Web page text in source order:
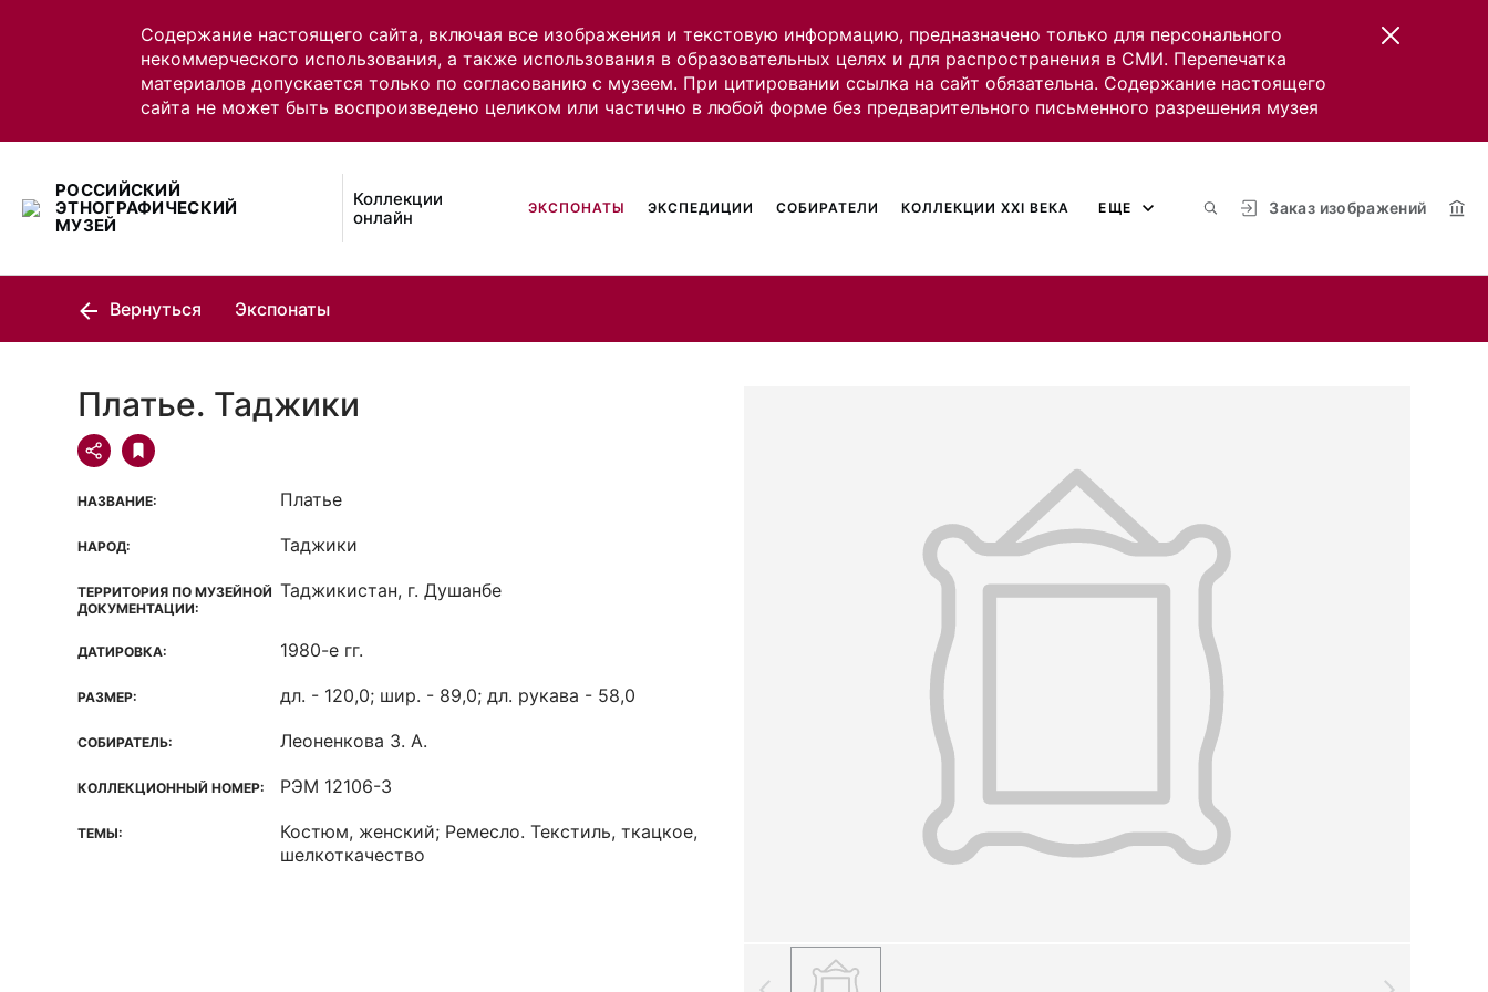
Содержание настоящего сайта, включая все изображения и текстовую информацию, предназначено только для персонального
некоммерческого использования, а также использования в образовательных целях и для распространения в СМИ. Перепечатка
материалов допускается только по согласованию с музеем. При цитировании ссылка на сайт обязательна. Содержание настоящего
сайта не может быть воспроизведено целиком или частично в любой форме без предварительного письменного разрешения музея
РОССИЙСКИЙ
ЭТНОГРАФИЧЕСКИЙ
МУЗЕЙ
Коллекции
онлайн
Заказ изображений
ЭКСПОНАТЫ ЭКСПЕДИЦИИ СОБИРАТЕЛИ КОЛЛЕКЦИИ XXI ВЕКА ЕЩЕ
Вернуться Экспонаты
Платье. Таджики
НАЗВАНИЕ: Платье
НАРОД: Таджики
ТЕРРИТОРИЯ ПО МУЗЕЙНОЙ
ДОКУМЕНТАЦИИ:
Таджикистан, г. Душанбе
ДАТИРОВКА: 1980-е гг.
РАЗМЕР: дл. - 120,0; шир. - 89,0; дл. рукава - 58,0
СОБИРАТЕЛЬ: Леоненкова З. А.
КОЛЛЕКЦИОННЫЙ НОМЕР: РЭМ 12106-3
ТЕМЫ:
Костюм, женский; Ремесло. Текстиль, ткацкое,
шелкоткачество